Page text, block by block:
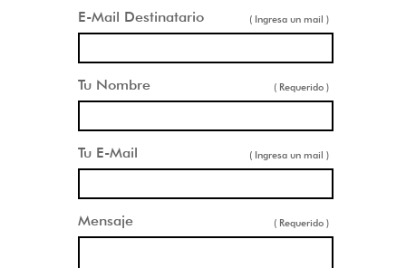
E-Mail Destinatario ( Ingresa un mail )
Tu Nombre ( Requerido )
Tu E-Mail ( Ingresa un mail )
Mensaje ( Requerido )